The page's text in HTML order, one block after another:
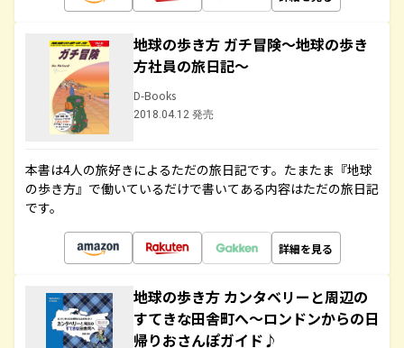
地球の歩き方 ガチ冒険～地球の歩き
方社員の旅日記～
D-Books
2018.04.12 発売
本書は4人の旅好きによるただの旅日記です。たまたま『地球
の歩き方』で働いているだけで書いてある内容はただの旅日記
です。
詳細を見る
地球の歩き方 カンタベリーと周辺の
すてきな田舎町へ～ロンドンからの日
帰りおさんぽガイド♪